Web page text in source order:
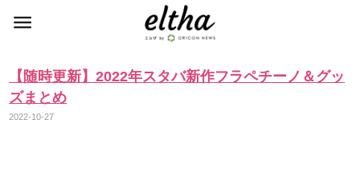
【随時更新】2022年スタバ新作フラペチーノ＆グッ
ズまとめ
2022-10-27